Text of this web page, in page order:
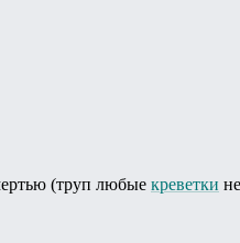
(труп любые креветки